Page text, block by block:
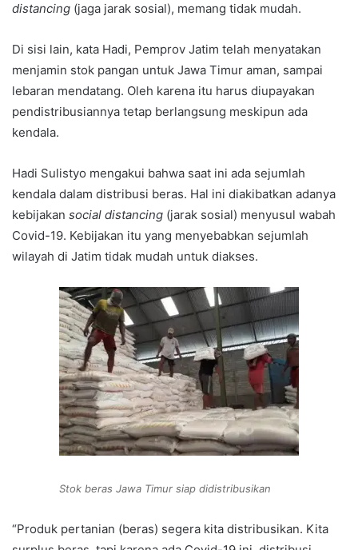
distancing (jaga jarak sosial), memang tidak mudah.
Di sisi lain, kata Hadi, Pemprov Jatim telah menyatakan
menjamin stok pangan untuk Jawa Timur aman, sampai
lebaran mendatang. Oleh karena itu harus diupayakan
pendistribusiannya tetap berlangsung meskipun ada
kendala.
Hadi Sulistyo mengakui bahwa saat ini ada sejumlah
kendala dalam distribusi beras. Hal ini diakibatkan adanya
kebijakan social distancing (jarak sosial) menyusul wabah
Covid-19. Kebijakan itu yang menyebabkan sejumlah
wilayah di Jatim tidak mudah untuk diakses.
Stok beras Jawa Timur siap didistribusikan
“Produk pertanian (beras) segera kita distribusikan. Kita